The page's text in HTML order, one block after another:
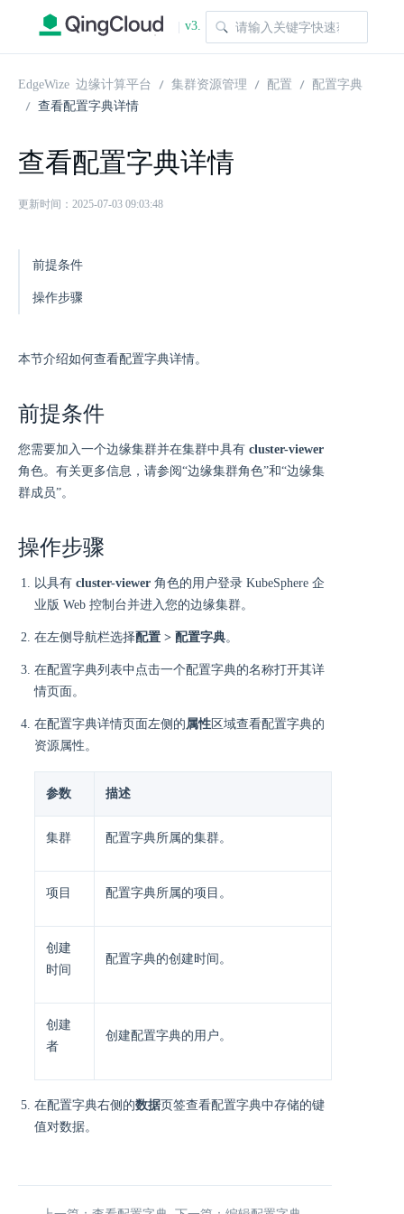
| v3.
1.0
EdgeWize 边缘计算平台 集群资源管理 配置
配置字典
查看配置字典详情
查看配置字典详情
更新时间：2025-07-03 09:03:48
前提条件
操作步骤
本节介绍如何查看配置字典详情。
前提条件
您需要加入一个边缘集群并在集群中具有 cluster-viewer
角色。有关更多信息，请参阅“边缘集群角色”和“边缘集
群成员”。
操作步骤
以具有 cluster-viewer 角色的用户登录 KubeSphere 企
业版 Web 控制台并进入您的边缘集群。
在左侧导航栏选择配置 > 配置字典。
在配置字典列表中点击一个配置字典的名称打开其详
情页面。
在配置字典详情页面左侧的属性 区域查看配置字典的
资源属性。
参数 描述
集群 配置字典所属的集群。
项目 配置字典所属的项目。
创建
时间
配置字典的创建时间。
创建
者
创建配置字典的用户。
在配置字典右侧的数据页签查看配置字典中存储的键
值对数据。